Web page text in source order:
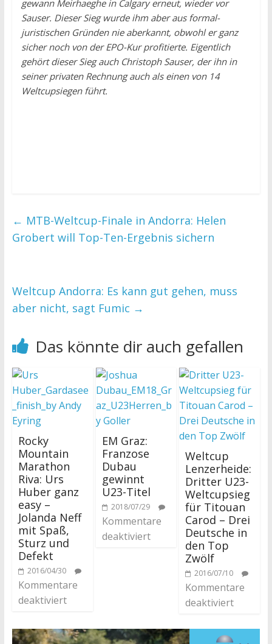
gewann Meirhaeghe in Calgary erneut, wieder vor
Sauser. Dieser Sieg wurde ihm aber aus formal-
juristischen Gründen nie aberkannt, obwohl er ganz
sicher noch von der EPO-Kur profitierte. Eigentlich
gehört dieser Sieg auch Christoph Sauser, der ihn in
seiner privaten Rechnung auch als einen von 14
Weltcupsiegen führt.
← MTB-Weltcup-Finale in Andorra: Helen
Grobert will Top-Ten-Ergebnis sichern
Weltcup Andorra: Es kann gut gehen, muss
aber nicht, sagt Fumic →
Das könnte dir auch gefallen
Rocky
Mountain
Marathon
Riva: Urs
Huber ganz
easy –
Jolanda Neff
mit Spaß,
Sturz und
Defekt
2016/04/30
Kommentare
deaktiviert
EM Graz:
Franzose
Dubau
gewinnt
U23-Titel
2018/07/29
Kommentare
deaktiviert
Weltcup
Lenzerheide:
Dritter U23-
Weltcupsieg
für Titouan
Carod – Drei
Deutsche in
den Top
Zwölf
2016/07/10
Kommentare
deaktiviert